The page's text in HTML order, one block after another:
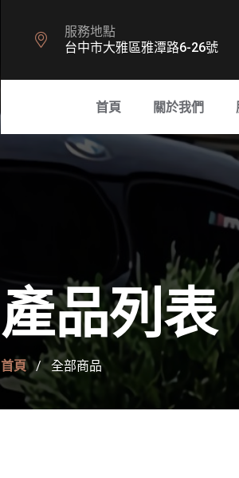
服務地點
台中市大雅區雅潭路6-26號
首頁 關於我們
產品列表
首頁 全部商品